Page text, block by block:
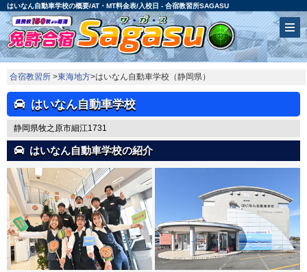
はいなん自動車学校の概要/AT・MT料金表/入校日 - 合宿教習所SAGASU
合宿教習所 >東海地方>はいなん自動車学校（静岡県）
はいなん自動車学校
静岡県牧之原市細江1731
はいなん自動車学校の紹介